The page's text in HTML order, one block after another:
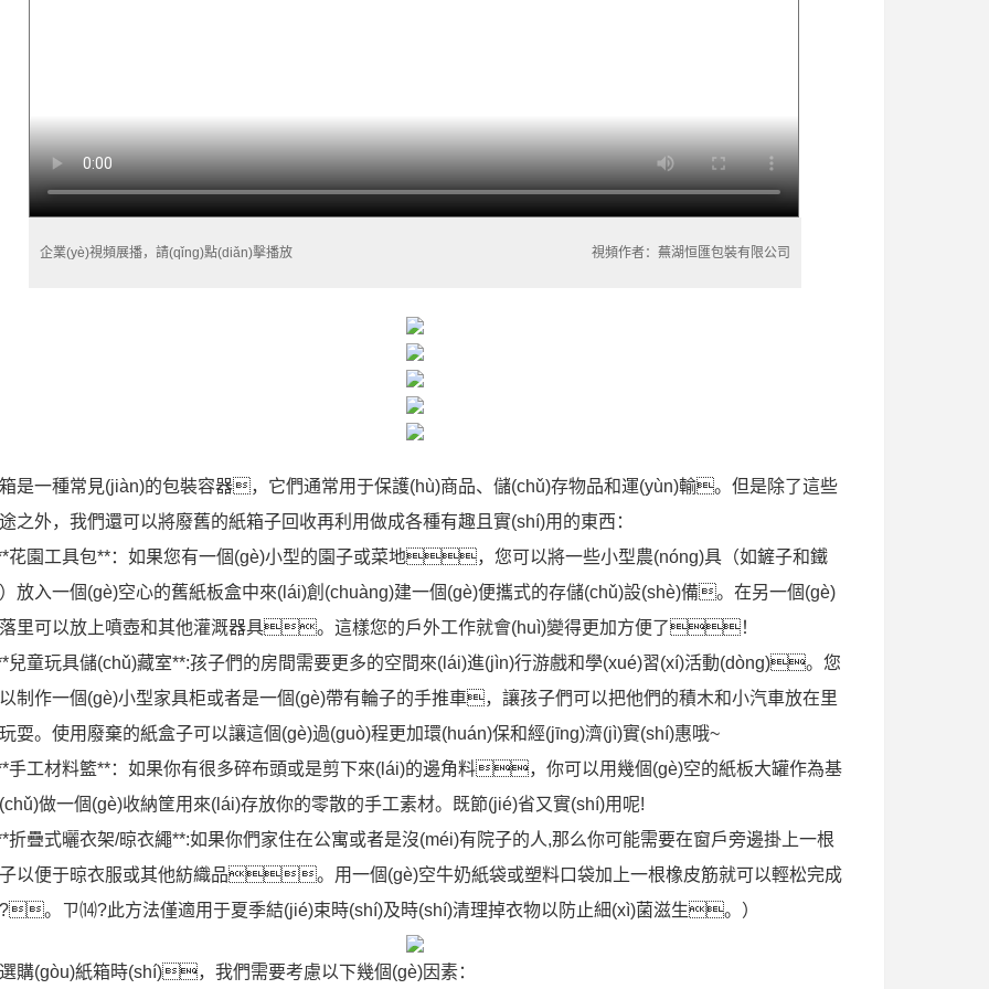
企業(yè)視頻展播，請(qǐng)點(diǎn)擊播放 視頻作者：蕪湖恒匯包裝有限公司
是一種常見(jiàn)的包裝容器，它們通常用于保護(hù)商品、儲(chǔ)存物品和運(yùn)輸。但是除了這些
之外，我們還可以將廢舊的紙箱子回收再利用做成各種有趣且實(shí)用的東西：
花園工具包**：如果您有一個(gè)小型的園子或菜地，您可以將一些小型農(nóng)具（如鏟子和鐵
放入一個(gè)空心的舊紙板盒中來(lái)創(chuàng)建一個(gè)便攜式的存儲(chǔ)設(shè)備。在另一個(gè)
里可以放上噴壺和其他灌溉器具。這樣您的戶外工作就會(huì)變得更加方便了！
兒童玩具儲(chǔ)藏室**:孩子們的房間需要更多的空間來(lái)進(jìn)行游戲和學(xué)習(xí)活動(dòng)。您
制作一個(gè)小型家具柜或者是一個(gè)帶有輪子的手推車，讓孩子們可以把他們的積木和小汽車放在里
耍。使用廢棄的紙盒子可以讓這個(gè)過(guò)程更加環(huán)保和經(jīng)濟(jì)實(shí)惠哦~
手工材料籃**：如果你有很多碎布頭或是剪下來(lái)的邊角料，你可以用幾個(gè)空的紙板大罐作為基
做一個(gè)收納筐用來(lái)存放你的零散的手工素材。既節(jié)省又實(shí)用呢!
折疊式曬衣架/晾衣繩**:如果你們家住在公寓或者是沒(méi)有院子的人,那么你可能需要在窗戶旁邊掛上一根
以便于晾衣服或其他紡織品。用一個(gè)空牛奶紙袋或塑料口袋加上一根橡皮筋就可以輕松完成
。ㄗ⒁?此方法僅適用于夏季結(jié)束時(shí)及時(shí)清理掉衣物以防止細(xì)菌滋生。）
購(gòu)紙箱時(shí)，我們需要考慮以下幾個(gè)因素：